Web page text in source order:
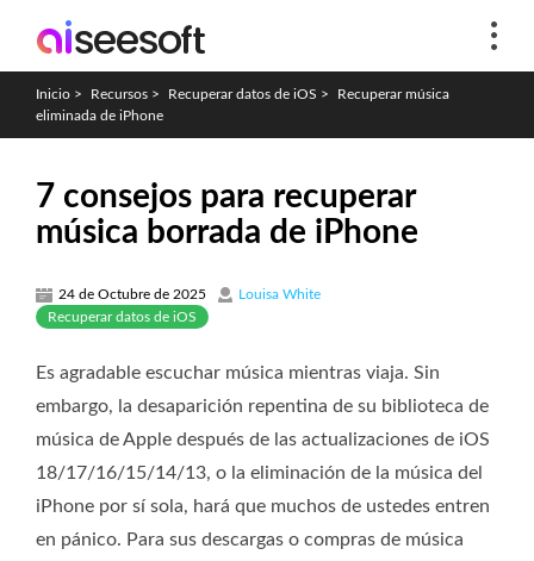
Inicio > Recursos > Recuperar datos de iOS >
Recuperar música
eliminada de iPhone
7 consejos para recuperar
música borrada de iPhone
24 de Octubre de 2025
Louisa White
Recuperar datos de iOS
Es agradable escuchar música mientras viaja. Sin
embargo, la desaparición repentina de su biblioteca de
música de Apple después de las actualizaciones de iOS
18/17/16/15/14/13, o la eliminación de la música del
iPhone por sí sola, hará que muchos de ustedes entren
en pánico. Para sus descargas o compras de música